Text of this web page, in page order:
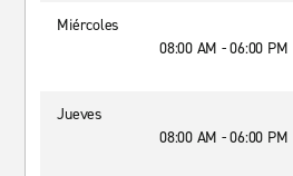
Miércoles
08:00 AM - 06:00 PM
Jueves
08:00 AM - 06:00 PM